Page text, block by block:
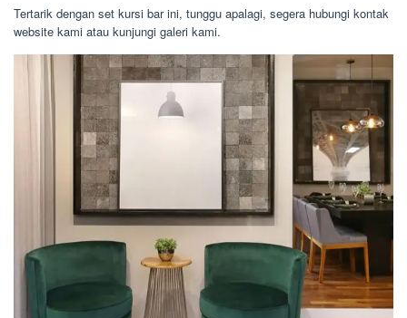
Tertarik dengan set kursi bar ini, tunggu apalagi, segera hubungi kontak
website kami atau kunjungi galeri kami.